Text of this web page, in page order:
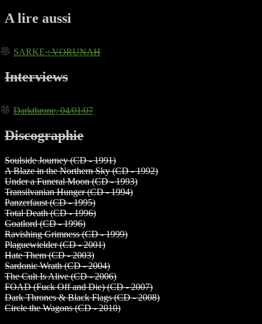
A lire aussi
SARKE: VORUNAH
Interviews
Darkthrone, 04/01/07
Discographie
Soulside Journey (CD - 1991)
A Blaze in the Northern Sky (CD - 1992)
Under a Funeral Moon (CD - 1993)
Transilvanian Hunger (CD - 1994)
Panzerfaust (CD - 1995)
Total Death (CD - 1996)
Goatlord (CD - 1996)
Ravishing Grimness (CD - 1999)
Plaguewielder (CD - 2001)
Hate Them (CD - 2003)
Sardonic Wrath (CD - 2004)
The Cult Is Alive (CD - 2006)
FOAD (Fuck Off and Die) (CD - 2007)
Dark Thrones & Black Flags (CD - 2008)
Circle the Wagons (CD - 2010)